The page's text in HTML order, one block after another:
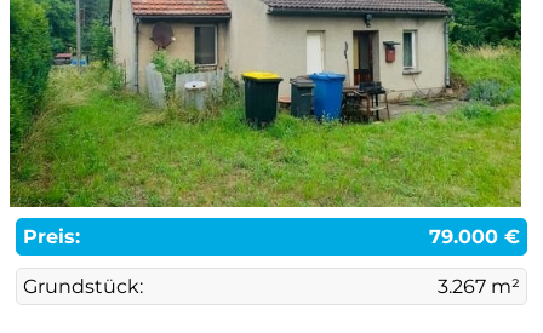
Preis: 79.000 €
Grundstück: 3.267 m²